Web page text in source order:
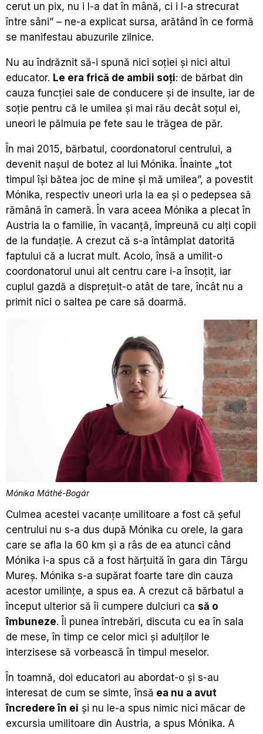
cerut un pix, nu i l-a dat în mână, ci i l-a strecurat
între sâni” – ne-a explicat sursa, arătând în ce formă
se manifestau abuzurile zilnice.
Nu au îndrăznit să-i spună nici soției și nici altui
educator. Le era frică de ambii soți: de bărbat din
cauza funcției sale de conducere și de insulte, iar de
soție pentru că le umilea și mai rău decât soțul ei,
uneori le pălmuia pe fete sau le trăgea de păr.
În mai 2015, bărbatul, coordonatorul centrului, a
devenit nașul de botez al lui Mónika. Înainte „tot
timpul își bătea joc de mine și mă umilea”, a povestit
Mónika, respectiv uneori urla la ea și o pedepsea să
rămână în cameră. În vara aceea Mónika a plecat în
Austria la o familie, în vacanță, împreună cu alți copii
de la fundație. A crezut că s-a întâmplat datorită
faptului că a lucrat mult. Acolo, însă a umilit-o
coordonatorul unui alt centru care i-a însoțit, iar
cuplul gazdă a disprețuit-o atât de tare, încât nu a
primit nici o saltea pe care să doarmă.
Mónika Máthé-Bogár
Culmea acestei vacanțe umilitoare a fost că șeful
centrului nu s-a dus după Mónika cu orele, la gara
care se afla la 60 km și a râs de ea atunci când
Mónika i-a spus că a fost hărțuită în gara din Târgu
Mureș. Mónika s-a supărat foarte tare din cauza
acestor umilințe, a spus ea. A crezut că bărbatul a
început ulterior să îi cumpere dulciuri ca să o
îmbuneze. Îi punea întrebări, discuta cu ea în sala
de mese, în timp ce celor mici și adulților le
interzisese să vorbească în timpul meselor.
În toamnă, doi educatori au abordat-o și s-au
interesat de cum se simte, însă ea nu a avut
încredere în ei și nu le-a spus nimic nici măcar de
excursia umilitoare din Austria, a spus Mónika. A